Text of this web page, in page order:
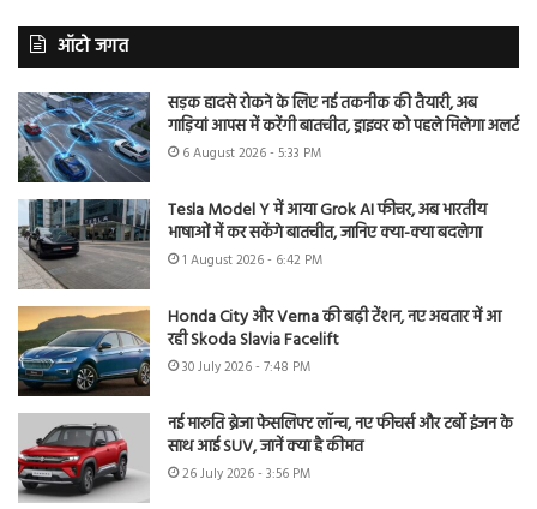
ऑटो जगत
सड़क हादसे रोकने के लिए नई तकनीक की तैयारी, अब
गाड़ियां आपस में करेंगी बातचीत, ड्राइवर को पहले मिलेगा अलर्ट
6 August 2026 - 5:33 PM
Tesla Model Y में आया Grok AI फीचर, अब भारतीय
भाषाओं में कर सकेंगे बातचीत, जानिए क्या-क्या बदलेगा
1 August 2026 - 6:42 PM
Honda City और Verna की बढ़ी टेंशन, नए अवतार में आ
रही Skoda Slavia Facelift
30 July 2026 - 7:48 PM
नई मारुति ब्रेजा फेसलिफ्ट लॉन्च, नए फीचर्स और टर्बो इंजन के
साथ आई SUV, जानें क्या है कीमत
26 July 2026 - 3:56 PM